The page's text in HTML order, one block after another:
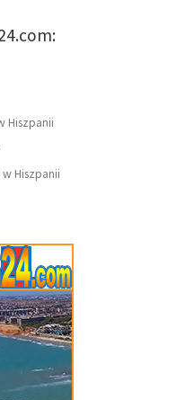
Hiszpanii
Hiszpanii